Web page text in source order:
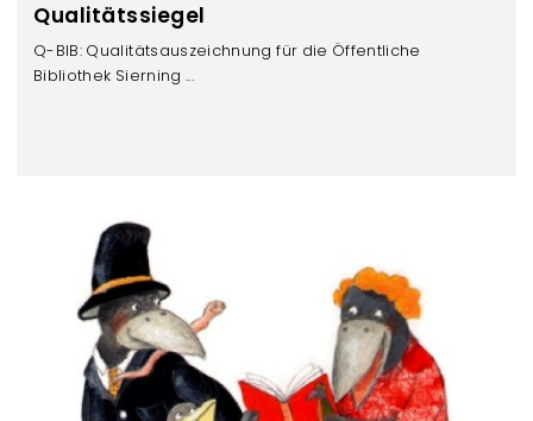
Qualitätssiegel
Q-BIB: Qualitätsauszeichnung für die Öffentliche
Bibliothek Sierning ...